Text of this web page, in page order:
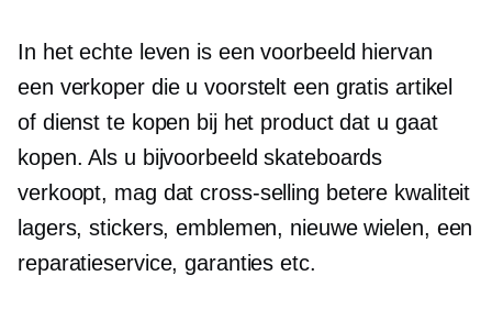
In het echte leven is een voorbeeld hiervan
een verkoper die u voorstelt een gratis artikel
of dienst te kopen bij het product dat u gaat
kopen. Als u bijvoorbeeld skateboards
verkoopt, mag datcross-selling betere kwaliteit
lagers, stickers, emblemen, nieuwe wielen, een
reparatieservice, garanties etc.